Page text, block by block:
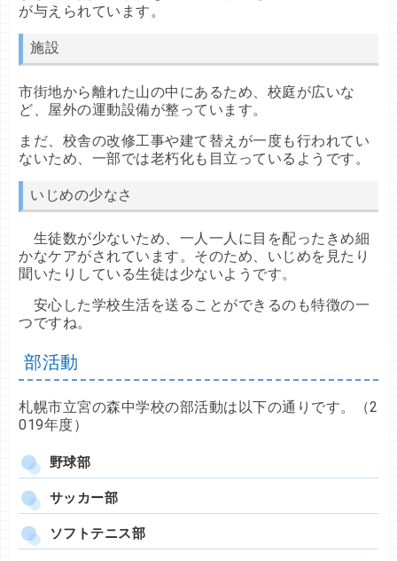
が与えられています。
施設
市街地から離れた山の中にあるため、校庭が広いな
ど、屋外の運動設備が整っています。
まだ、校舎の改修工事や建て替えが一度も行われてい
ないため、一部では老朽化も目立っているようです。
いじめの少なさ
生徒数が少ないため、一人一人に目を配ったきめ細
かなケアがされています。そのため、いじめを見たり
聞いたりしている生徒は少ないようです。
安心した学校生活を送ることができるのも特徴の一
つですね。
部活動
札幌市立宮の森中学校の部活動は以下の通りです。（2
019年度）
野球部
サッカー部
ソフトテニス部